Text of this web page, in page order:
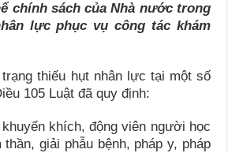
chính sách của Nhà nước trong
lực phục vụ công tác khám
thiếu hụt nhân lực tại một số
105 Luật đã quy định:
khích, động viên người học
thần, giải phẫu bệnh, pháp y, pháp